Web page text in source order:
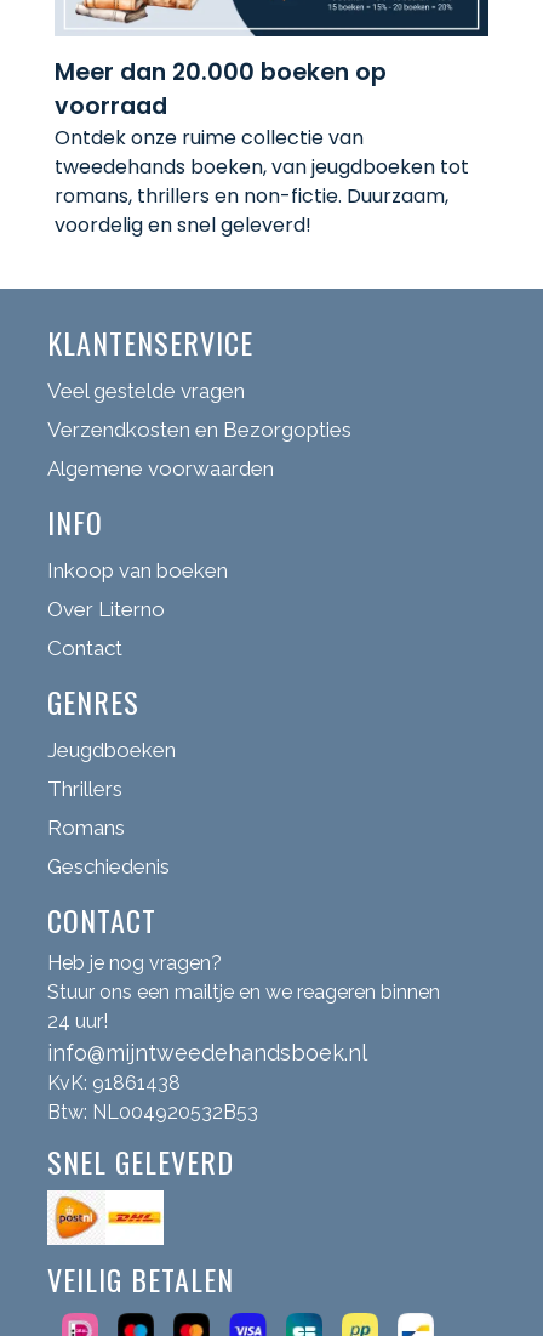
Meer dan 20.000 boeken op
voorraad
Ontdek onze ruime collectie van
tweedehands boeken, van jeugdboeken tot
romans, thrillers en non-fictie. Duurzaam,
voordelig en snel geleverd!
KLANTENSERVICE
Veel gestelde vragen
Verzendkosten en Bezorgopties
Algemene voorwaarden
INFO
Inkoop van boeken
Over Literno
Contact
GENRES
Jeugdboeken
Thrillers
Romans
Geschiedenis
CONTACT
Heb je nog vragen?
Stuur ons een mailtje en we reageren binnen
24 uur!
info@mijntweedehandsboek.nl
KvK: 91861438
Btw: NL004920532B53
SNEL GELEVERD
VEILIG BETALEN